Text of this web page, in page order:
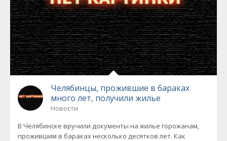
Челябинцы, прожившие в бараках
много лет, получили жилье
Новости
В Челябинске вручили документы на жилье горожанам,
прожившим в бараках несколько десятков лет. Как